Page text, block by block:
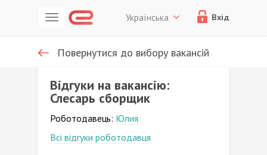
Вхід
Українська
Повернутися до вибору вакансій
Відгуки на вакансію:
Слесарь сборщик
Роботодавець: Юлия
Всі відгуки роботодавця